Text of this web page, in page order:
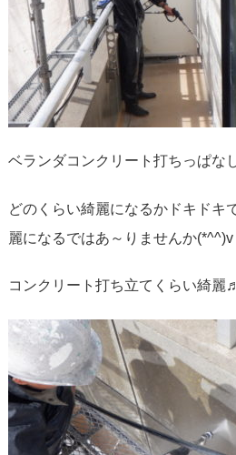
ベランダコンクリート打ちっぱな
どのくらい綺麗になるかドキドキ
麗になるではあ～りませんか(*^^)v
コンクリート打ち立てくらい綺麗♬